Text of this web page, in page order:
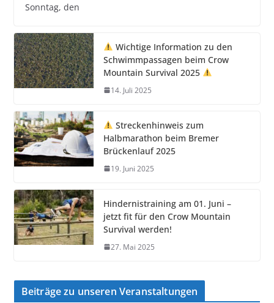
Sonntag, den
Wichtige Information zu den
Schwimmpassagen beim Crow
Mountain Survival 2025
14. Juli 2025
Streckenhinweis zum
Halbmarathon beim Bremer
Brückenlauf 2025
19. Juni 2025
Hindernistraining am 01. Juni –
jetzt fit für den Crow Mountain
Survival werden!
27. Mai 2025
Beiträge zu unseren Veranstaltungen